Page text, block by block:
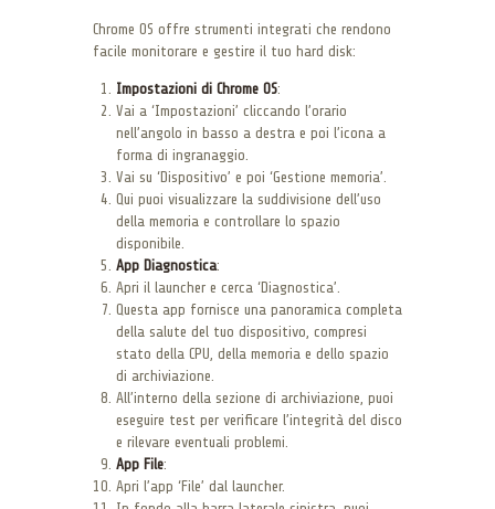
Chrome OS offre strumenti integrati che rendono
facile monitorare e gestire il tuo hard disk:
Impostazioni di Chrome OS:
Vai a ‘Impostazioni’ cliccando l’orario
nell’angolo in basso a destra e poi l’icona a
forma di ingranaggio.
Vai su ‘Dispositivo’ e poi ‘Gestione memoria’.
Qui puoi visualizzare la suddivisione dell’uso
della memoria e controllare lo spazio
disponibile.
App Diagnostica:
Apri il launcher e cerca ‘Diagnostica’.
Questa app fornisce una panoramica completa
della salute del tuo dispositivo, compresi
stato della CPU, della memoria e dello spazio
di archiviazione.
All’interno della sezione di archiviazione, puoi
eseguire test per verificare l’integrità del disco
e rilevare eventuali problemi.
App File:
Apri l’app ‘File’ dal launcher.